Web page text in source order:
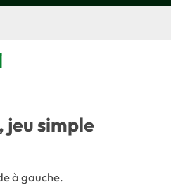
jeu simple
à gauche.